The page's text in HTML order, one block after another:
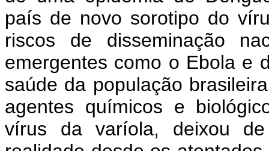
país de novo sorotipo do
riscos de disseminação
emergentes como o Ebola e
saúde da população
agentes químicos e
vírus da varíola, deixou